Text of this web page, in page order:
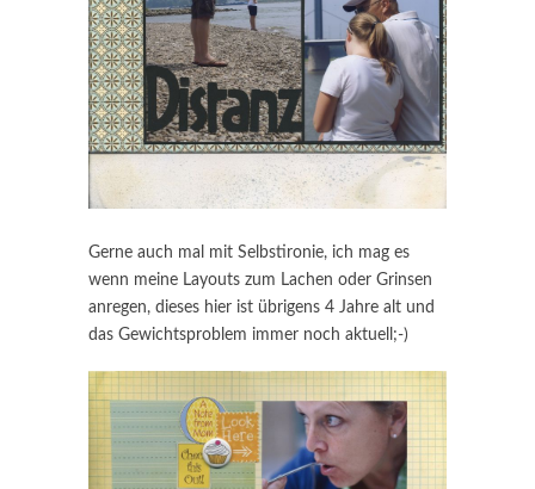
Gerne auch mal mit Selbstironie, ich mag es
wenn meine Layouts zum Lachen oder Grinsen
anregen, dieses hier ist übrigens 4 Jahre alt und
das Gewichtsproblem immer noch aktuell;-)